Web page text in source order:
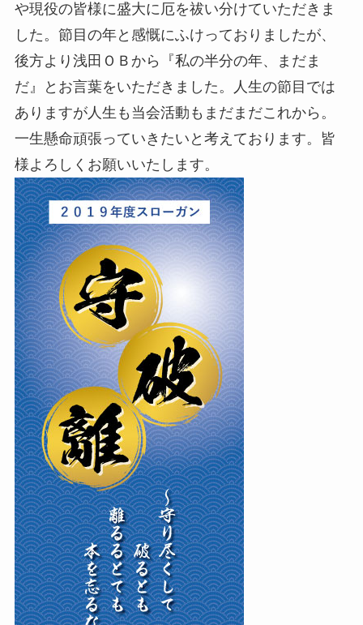
や現役の皆様に盛大に厄を祓い分けていただきま
した。節目の年と感慨にふけっておりましたが、
後方より浅田ＯＢから『私の半分の年、まだま
だ』とお言葉をいただきました。人生の節目では
ありますが人生も当会活動もまだまだこれから。
一生懸命頑張っていきたいと考えております。皆
様よろしくお願いいたします。